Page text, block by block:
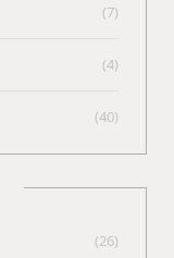
(7)
(4)
(40)
(26)